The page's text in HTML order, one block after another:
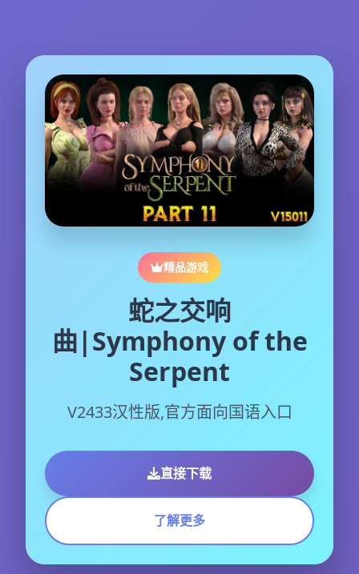
精品游戏
蛇之交响
曲|Symphony of the
Serpent
V2433汉性版,官方面向国语入口
直接下载
了解更多